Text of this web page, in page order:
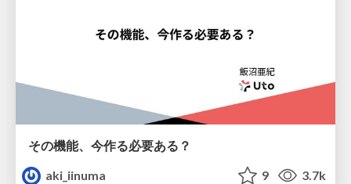
その機能、今作る必要ある？
aki_iinuma
9 3.7k